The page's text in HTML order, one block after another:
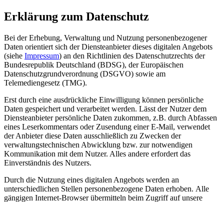
Erklärung zum Datenschutz
Bei der Erhebung, Verwaltung und Nutzung personenbezogener
Daten orientiert sich der Diensteanbieter dieses digitalen Angebots
(siehe Impressum) an den Richtlinien des Datenschutzrechts der
Bundesrepublik Deutschland (BDSG), der Europäischen
Datenschutzgrundverordnung (DSGVO) sowie am
Telemediengesetz (TMG).
Erst durch eine ausdrückliche Einwilligung können persönliche
Daten gespeichert und verarbeitet werden. Lässt der Nutzer dem
Diensteanbieter persönliche Daten zukommen, z.B. durch Abfassen
eines Leserkommentars oder Zusendung einer E-Mail, verwendet
der Anbieter diese Daten ausschließlich zu Zwecken der
verwaltungstechnischen Abwicklung bzw. zur notwendigen
Kommunikation mit dem Nutzer. Alles andere erfordert das
Einverständnis des Nutzers.
Durch die Nutzung eines digitalen Angebots werden an
unterschiedlichen Stellen personenbezogene Daten erhoben. Alle
gängigen Internet-Browser übermitteln beim Zugriff auf unsere